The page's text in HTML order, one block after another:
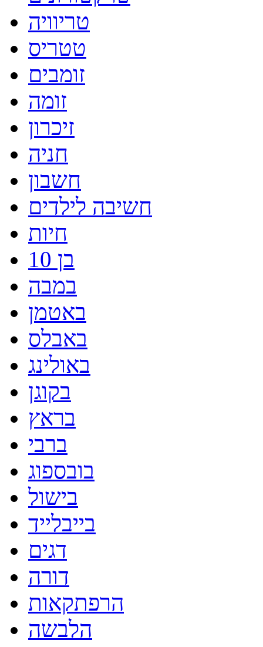
טריוויה
טטריס
זומבים
זומה
זיכרון
חניה
חשבון
חשיבה לילדים
חיות
בן 10
במבה
באטמן
באבלס
באולינג
בקוגן
בראץ
ברבי
בובספוג
בישול
בייבלייד
דגים
דורה
הרפתקאות
הלבשה